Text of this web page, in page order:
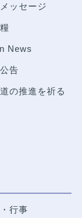
ッセージ
News
告
の推進を祈る
行事